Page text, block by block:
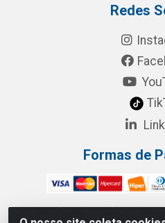
Redes
Formas de